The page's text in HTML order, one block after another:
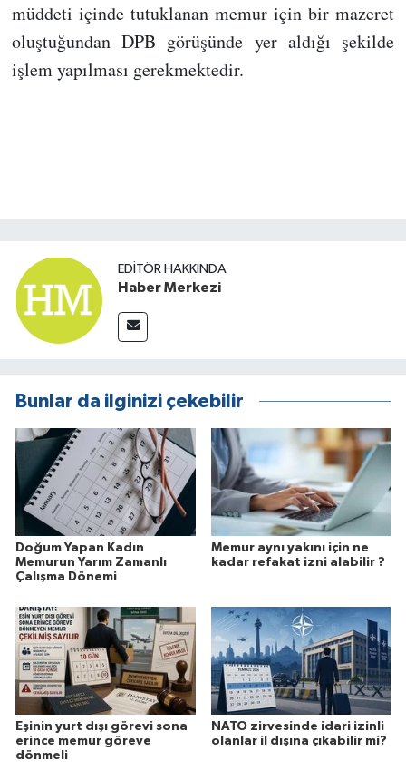
müddeti içinde tutuklanan memur için bir mazeret
oluştuğundan DPB görüşünde yer aldığı şekilde
işlem yapılması gerekmektedir.
EDITÖR HAKKINDA
Haber Merkezi
Bunlar da ilginizi çekebilir
Doğum Yapan Kadın
Memurun Yarım Zamanlı
Çalışma Dönemi
Memur aynı yakını için ne
kadar refakat izni alabilir ?
Eşinin yurt dışı görevi sona
erince memur göreve
dönmeli
NATO zirvesinde idari izinli
olanlar il dışına çıkabilir mi?